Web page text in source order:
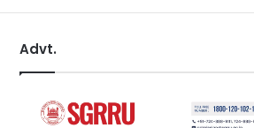
Advt.